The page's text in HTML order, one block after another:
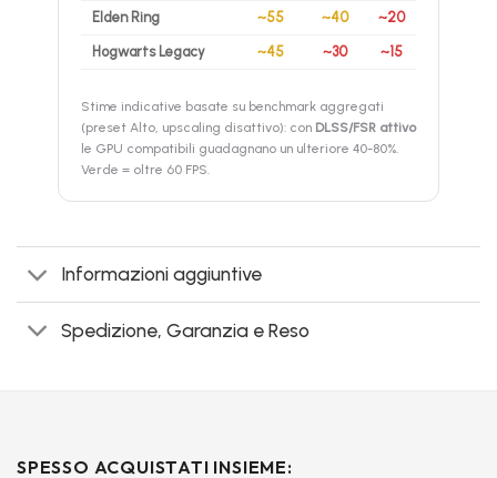
Elden Ring ~55 ~40 ~20
Hogwarts Legacy ~45 ~30 ~15
Stime indicative basate su benchmark aggregati
(preset Alto, upscaling disattivo): con DLSS/FSR attivo
le GPU compatibili guadagnano un ulteriore 40-80%.
Verde = oltre 60 FPS.
Informazioni aggiuntive
Spedizione, Garanzia e Reso
SPESSO ACQUISTATI INSIEME: